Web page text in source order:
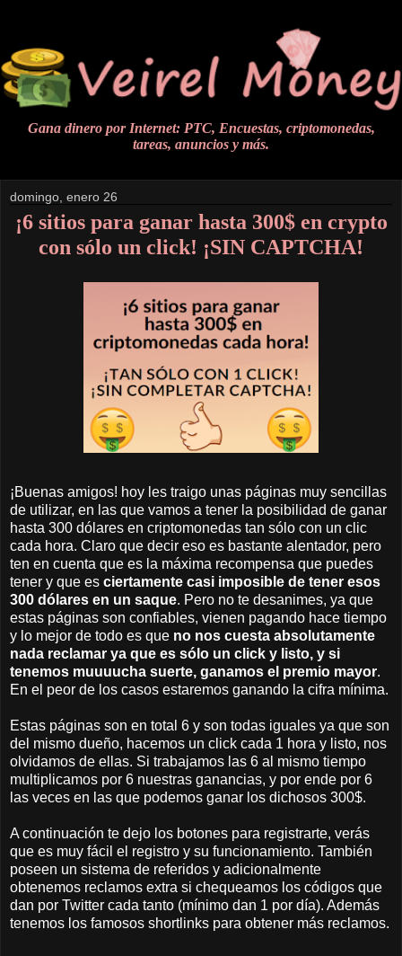
Gana dinero por Internet: PTC, Encuestas, criptomonedas,
tareas, anuncios y más.
domingo, enero 26
¡6 sitios para ganar hasta 300$ en crypto
con sólo un click! ¡SIN CAPTCHA!
¡Buenas amigos! hoy les traigo unas páginas muy sencillas
de utilizar, en las que vamos a tener la posibilidad de ganar
hasta 300 dólares en criptomonedas tan sólo con un clic
cada hora. Claro que decir eso es bastante alentador, pero
ten en cuenta que es la máxima recompensa que puedes
tener y que es ciertamente casi imposible de tener esos
300 dólares en un saque. Pero no te desanimes, ya que
estas páginas son confiables, vienen pagando hace tiempo
y lo mejor de todo es que no nos cuesta absolutamente
nada reclamar ya que es sólo un click y listo, y si
tenemos muuuucha suerte, ganamos el premio mayor.
En el peor de los casos estaremos ganando la cifra mínima.
Estas páginas son en total 6 y son todas iguales ya que son
del mismo dueño, hacemos un click cada 1 hora y listo, nos
olvidamos de ellas. Si trabajamos las 6 al mismo tiempo
multiplicamos por 6 nuestras ganancias, y por ende por 6
las veces en las que podemos ganar los dichosos 300$.
A continuación te dejo los botones para registrarte, verás
que es muy fácil el registro y su funcionamiento. También
poseen un sistema de referidos y adicionalmente
obtenemos reclamos extra si chequeamos los códigos que
dan por Twitter cada tanto (mínimo dan 1 por día). Además
tenemos los famosos shortlinks para obtener más reclamos.